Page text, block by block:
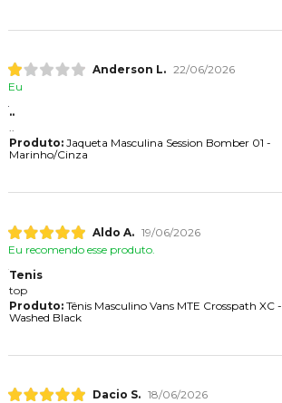
Anderson L. 22/06/2026
Eu
..
..
Produto:Jaqueta Masculina Session Bomber 01 -
Marinho/Cinza
Aldo A. 19/06/2026
Eu recomendo esse produto.
Tenis
top
Produto:Tênis Masculino Vans MTE Crosspath XC -
Washed Black
Dacio S. 18/06/2026